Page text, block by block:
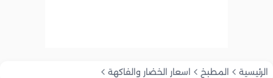
الرئيسية المطبخ اسعار الخضار والفاكهة